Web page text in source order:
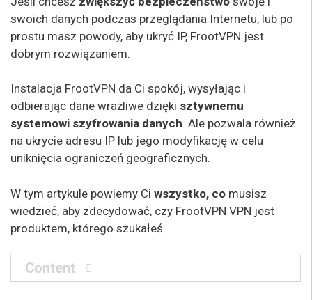
swoich danych podczas przeglądania Internetu, lub po
prostu masz powody, aby ukryć IP, FrootVPN jest
dobrym rozwiązaniem.
Instalacja FrootVPN da Ci spokój, wysyłając i
odbierając dane wrażliwe dzięki sztywnemu
systemowi szyfrowania danych. Ale pozwala również
na ukrycie adresu IP lub jego modyfikację w celu
uniknięcia ograniczeń geograficznych.
W tym artykule powiemy Ci wszystko, co musisz
wiedzieć, aby zdecydować, czy FrootVPN VPN jest
produktem, którego szukałeś.
Content